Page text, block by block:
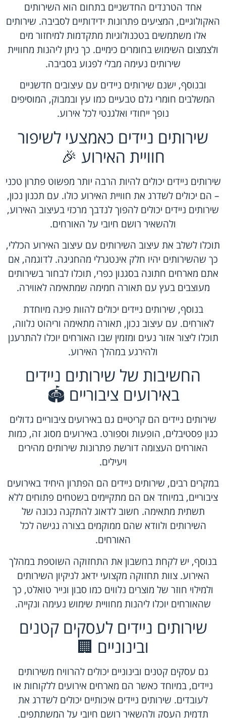
אחד הטרנדים החדשניים בתחום הוא השירותים
האקולוגיים, המציעים פתרונות ידידותיים לסביבה. שירותים
אלו משתמשים בטכנולוגיות מתקדמות למיחזור מים
ולצמצום השימוש בחומרים כימיים. כך ניתן ליהנות מחוויית
שירותים נעימה מבלי לפגוע בסביבה.
ובנוסף, ישנם שירותים ניידים עם עיצובים חדשניים
המשלבים חומרי גלם טבעיים כמו עץ ובמבוק, המוסיפים
נופך ייחודי ואלגנטי לכל אירוע.
שירותים ניידים כאמצעי לשיפור
חוויית האירוע 🎉
שירותים ניידים יכולים להיות הרבה יותר מפשוט פתרון טכני
– הם יכולים לשדרג את חוויית האירוע כולו. עם תכנון נכון,
שירותים ניידים יכולים להפוך לנדבך מרכזי בעיצוב האירוע,
ולהשאיר רושם חיובי על האורחים.
תוכלו לשלב את עיצוב השירותים עם עיצוב האירוע הכללי,
כך שהשירותים יהיו חלק אינטגרלי מהחגיגה. לדוגמה, אם
אתם מארחים חתונה בסגנון כפרי, תוכלו לבחור בשירותים
מעוצבים בעץ עם תאורה חמימה שמתאימה לאווירה.
בנוסף, שירותים ניידים יכולים להוות פינה מיוחדת
לאורחים. עם עיצוב נכון, תאורה מתאימה וריהוט נלווה,
תוכלו ליצור אזור נעים ומזמין שבו האורחים יוכלו להתרענן
ולהירגע במהלך האירוע.
החשיבות של שירותים ניידים
באירועים ציבוריים 🏟️
שירותים ניידים הם קריטיים גם באירועים ציבוריים גדולים
כגון פסטיבלים, הופעות וספורט. באירועים מסוג זה, כמות
האורחים העצומה דורשת פתרונות שירותים מהירים
ויעילים.
במקרים רבים, שירותים ניידים הם הפתרון היחיד באירועים
ציבוריים, במיוחד אם הם מתקיימים בשטחים פתוחים ללא
תשתית מתאימה. חשוב לדאוג להתקנה נכונה של
השירותים ולוודא שהם ממוקמים בצורה נגישה לכל
האורחים.
בנוסף, יש לקחת בחשבון את התחזוקה השוטפת במהלך
האירוע. צוות תחזוקה מקצועי ידאג לניקיון השירותים
ולמילוי חוזר של מוצרים נלווים כמו סבון ונייר טואלט, כך
שהאורחים יוכלו ליהנות מחוויית שימוש נעימה ונקייה.
שירותים ניידים לעסקים קטנים
ובינוניים 🏢
גם עסקים קטנים ובינוניים יכולים להרוויח משירותים
ניידים, במיוחד כאשר הם מארחים אירועים ללקוחות או
לעובדים. שירותים ניידים איכותיים יכולים לשדרג את
תדמית העסק ולהשאיר רושם חיובי על המשתתפים.